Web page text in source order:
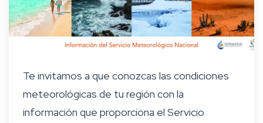
Te invitamos a que conozcas las condiciones
meteorológicas de tu región con la
información que proporciona el Servicio